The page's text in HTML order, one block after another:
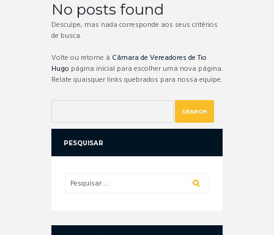
No posts found
Desculpe, mas nada corresponde aos seus critérios
de busca.
Volte ou retorne à Câmara de Vereadores de Tio
Hugo página inicial para escolher uma nova página.
Relate quaisquer links quebrados para nossa equipe.
PESQUISAR